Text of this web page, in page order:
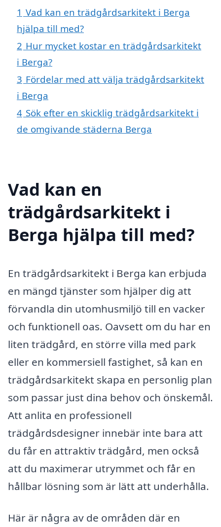
1 Vad kan en trädgårdsarkitekt i Berga
hjälpa till med?
2 Hur mycket kostar en trädgårdsarkitekt
i Berga?
3 Fördelar med att välja trädgårdsarkitekt
i Berga
4 Sök efter en skicklig trädgårdsarkitekt i
de omgivande städerna Berga
Vad kan en
trädgårdsarkitekt i
Berga hjälpa till med?
En trädgårdsarkitekt i Berga kan erbjuda
en mängd tjänster som hjälper dig att
förvandla din utomhusmiljö till en vacker
och funktionell oas. Oavsett om du har en
liten trädgård, en större villa med park
eller en kommersiell fastighet, så kan en
trädgårdsarkitekt skapa en personlig plan
som passar just dina behov och önskemål.
Att anlita en professionell
trädgårdsdesigner innebär inte bara att
du får en attraktiv trädgård, men också
att du maximerar utrymmet och får en
hållbar lösning som är lätt att underhålla.
Här är några av de områden där en